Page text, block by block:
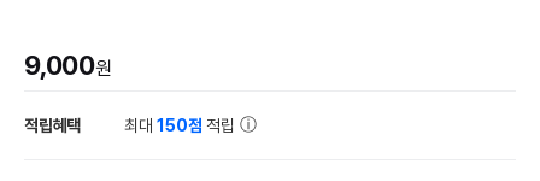
9,000원
적립혜택 최대150점 적립